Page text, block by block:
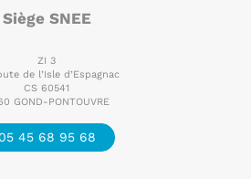
Siège SNEE
ZI 3
de l’Isle d’Espagnac
CS 60541
GOND-PONTOUVRE
05 45 68 95 68